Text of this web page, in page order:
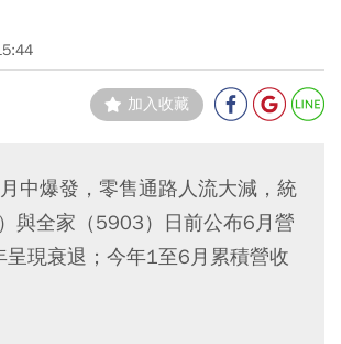
加入收藏
中爆發，零售通路人流大減，統
與全家（5903）日前公布6月營
呈現衰退；今年1至6月累積營收